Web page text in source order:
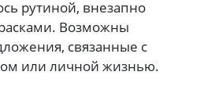
рутиной, внезапно
Возможны
связанные с
или личной жизнью.